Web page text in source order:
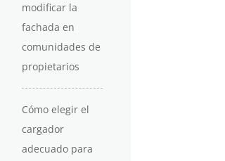
modificar la
fachada en
comunidades de
propietarios
Cómo elegir el
cargador
adecuado para